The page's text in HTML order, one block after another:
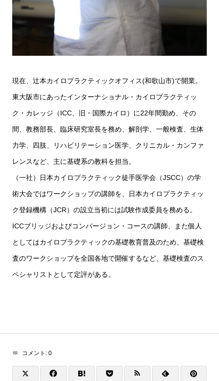
現在、辻本カイロプラクティックオフィス(和歌山市)で開業。
東大阪市にあったインターナショナル・カイロプラクティッ
ク・カレッジ（ICC、旧・国際カイロ）に22年間勤め、その
間、教務部長、臨床研究室長を務め、解剖学、一般検査、生体
力学、四肢、リハビリテーション医学、クリニカル・カンファ
レンスなど、主に基礎系の教科を担当。
（一社）日本カイロプラクティック徒手医学会（JSCC）の学
術大会ではワークショップの講師を、日本カイロプラクティッ
ク登録機構（JCR）の設立当初には試験作成委員を務める。
ICCブリッジおよびコンバージョン・コースの講師、また個人
としてはカイロプラクティックの基礎教育普及のため、基礎検
査のワークショップを全国各地で開催するなど、基礎検査のス
ペシャリストとして定評がある。
コメント: 0